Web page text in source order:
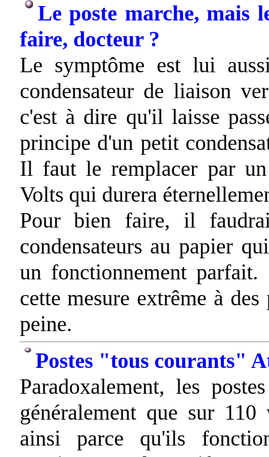
Le poste marche, mais
faire, docteur ?
Le symptôme est lui
condensateur de liaison
c'est à dire qu'il laisse
principe d'un petit
Il faut le remplacer par
Volts qui durera
Pour bien faire, il
condensateurs au papier
un fonctionnement
cette mesure extrême à
peine.
Postes "tous courants"
Paradoxalement, les
généralement que sur
ainsi parce qu'ils